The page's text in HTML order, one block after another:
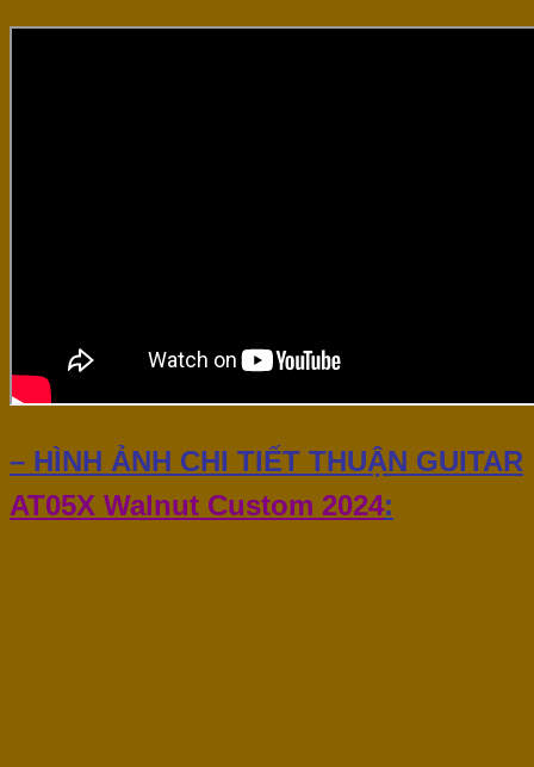
– HÌNH ẢNH CHI TIẾT THUẬN GUITAR
AT05X Walnut Custom 2024: